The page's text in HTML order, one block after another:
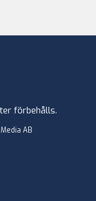
förbehålls.
AB